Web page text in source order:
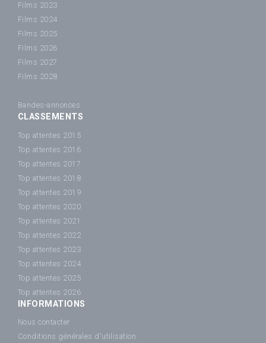
Films 2023
Films 2024
Films 2025
Films 2026
Films 2027
Films 2028
Bandes-annonces
CLASSEMENTS
Top attentes 2015
Top attentes 2016
Top attentes 2017
Top attentes 2018
Top attentes 2019
Top attentes 2020
Top attentes 2021
Top attentes 2022
Top attentes 2023
Top attentes 2024
Top attentes 2025
Top attentes 2026
INFORMATIONS
Nous contacter
Conditions générales d'utilisation